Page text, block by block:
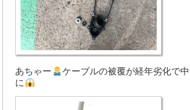
あちゃー
ケーブルの被覆が経年劣化で
に